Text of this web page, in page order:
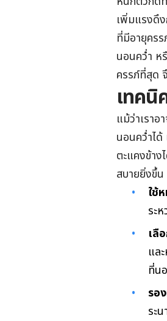
เพิ่มแรงดึ
ที่มีอายุคร
นอนคว่ำ ห
ครรภ์ที่สุด
เทคนิ
แม้ว่าเรา
นอนคว่ำได้
ตะแคงข้า
สบายยิ่งขึ้
ใช้
ระ
เลื
แล
ที่น
รอ
ระ